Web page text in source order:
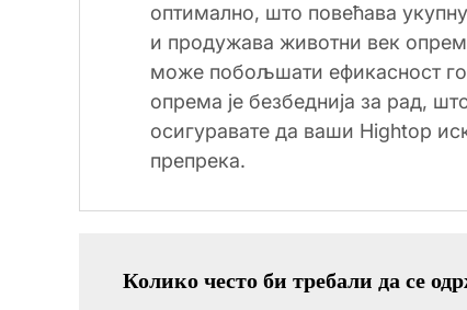
оптимално, што повећава
и продужава животни век
може побољшати ефикасност
опрема је безбеднија за рад,
осигуравате да ваши Hightop
препрека.
Колико често би требали да се